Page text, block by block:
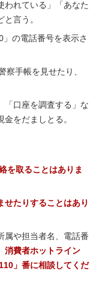
われている」「あなた
言う。
の電話番号を表示さ
察手帳を見せたり、
「口座を調査する」な
をだましとる。
を取ることはありま
せたりすることはあり
属や担当者名、電話番
消費者ホットライン
」番に相談してくだ